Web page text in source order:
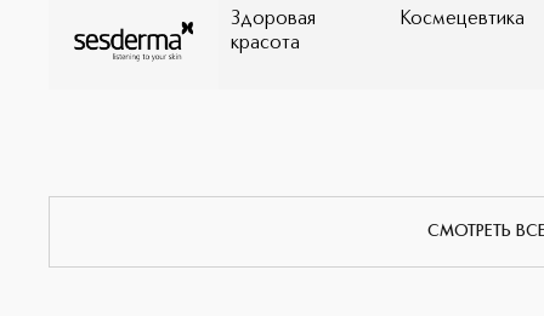
Здоровая
красота
Космецевтика
СМОТРЕТЬ